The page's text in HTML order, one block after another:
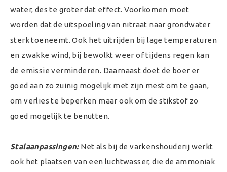
water, des te groter dat effect. Voorkomen moet
worden dat de uitspoeling van nitraat naar grondwater
sterk toeneemt. Ook het uitrijden bij lage temperaturen
en zwakke wind, bij bewolkt weer of tijdens regen kan
de emissie verminderen. Daarnaast doet de boer er
goed aan zo zuinig mogelijk met zijn mest om te gaan,
om verlies te beperken maar ook om de stikstof zo
goed mogelijk te benutten.
Stalaanpassingen:Net als bij de varkenshouderij werkt
ook het plaatsen van een luchtwasser, die de ammoniak